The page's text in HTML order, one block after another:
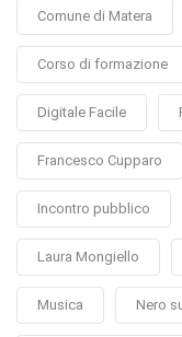
Comune di Matera
Corso di formazione
Digitale Facile
Francesco Cupparo
Incontro pubblico
Laura Mongiello
Musica Nero